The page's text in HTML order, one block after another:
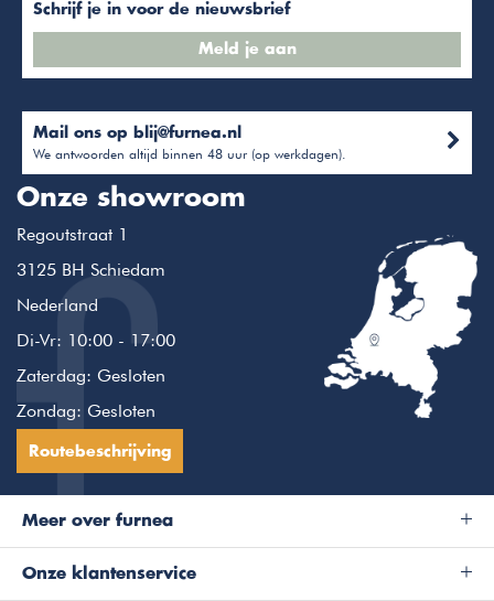
Schrijf je in voor de nieuwsbrief
Meld je aan
Mail ons op blij@furnea.nl
We antwoorden altijd binnen 48 uur (op werkdagen).
Onze showroom
Regoutstraat 1
3125 BH Schiedam
Nederland
Di-Vr: 10:00 - 17:00
Zaterdag: Gesloten
Zondag: Gesloten
Routebeschrijving
Meer over furnea
Onze klantenservice